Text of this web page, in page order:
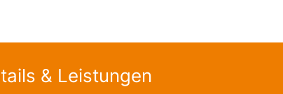
& Leistungen